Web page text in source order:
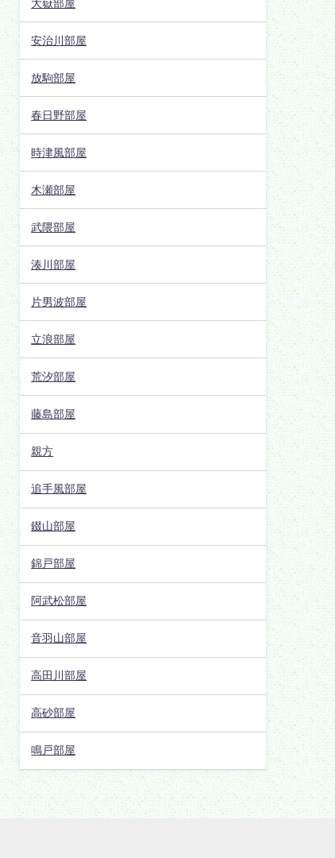
大嶽部屋
安治川部屋
放駒部屋
春日野部屋
時津風部屋
木瀬部屋
武隈部屋
湊川部屋
片男波部屋
立浪部屋
荒汐部屋
藤島部屋
親方
追手風部屋
錣山部屋
錦戸部屋
阿武松部屋
音羽山部屋
高田川部屋
高砂部屋
鳴戸部屋